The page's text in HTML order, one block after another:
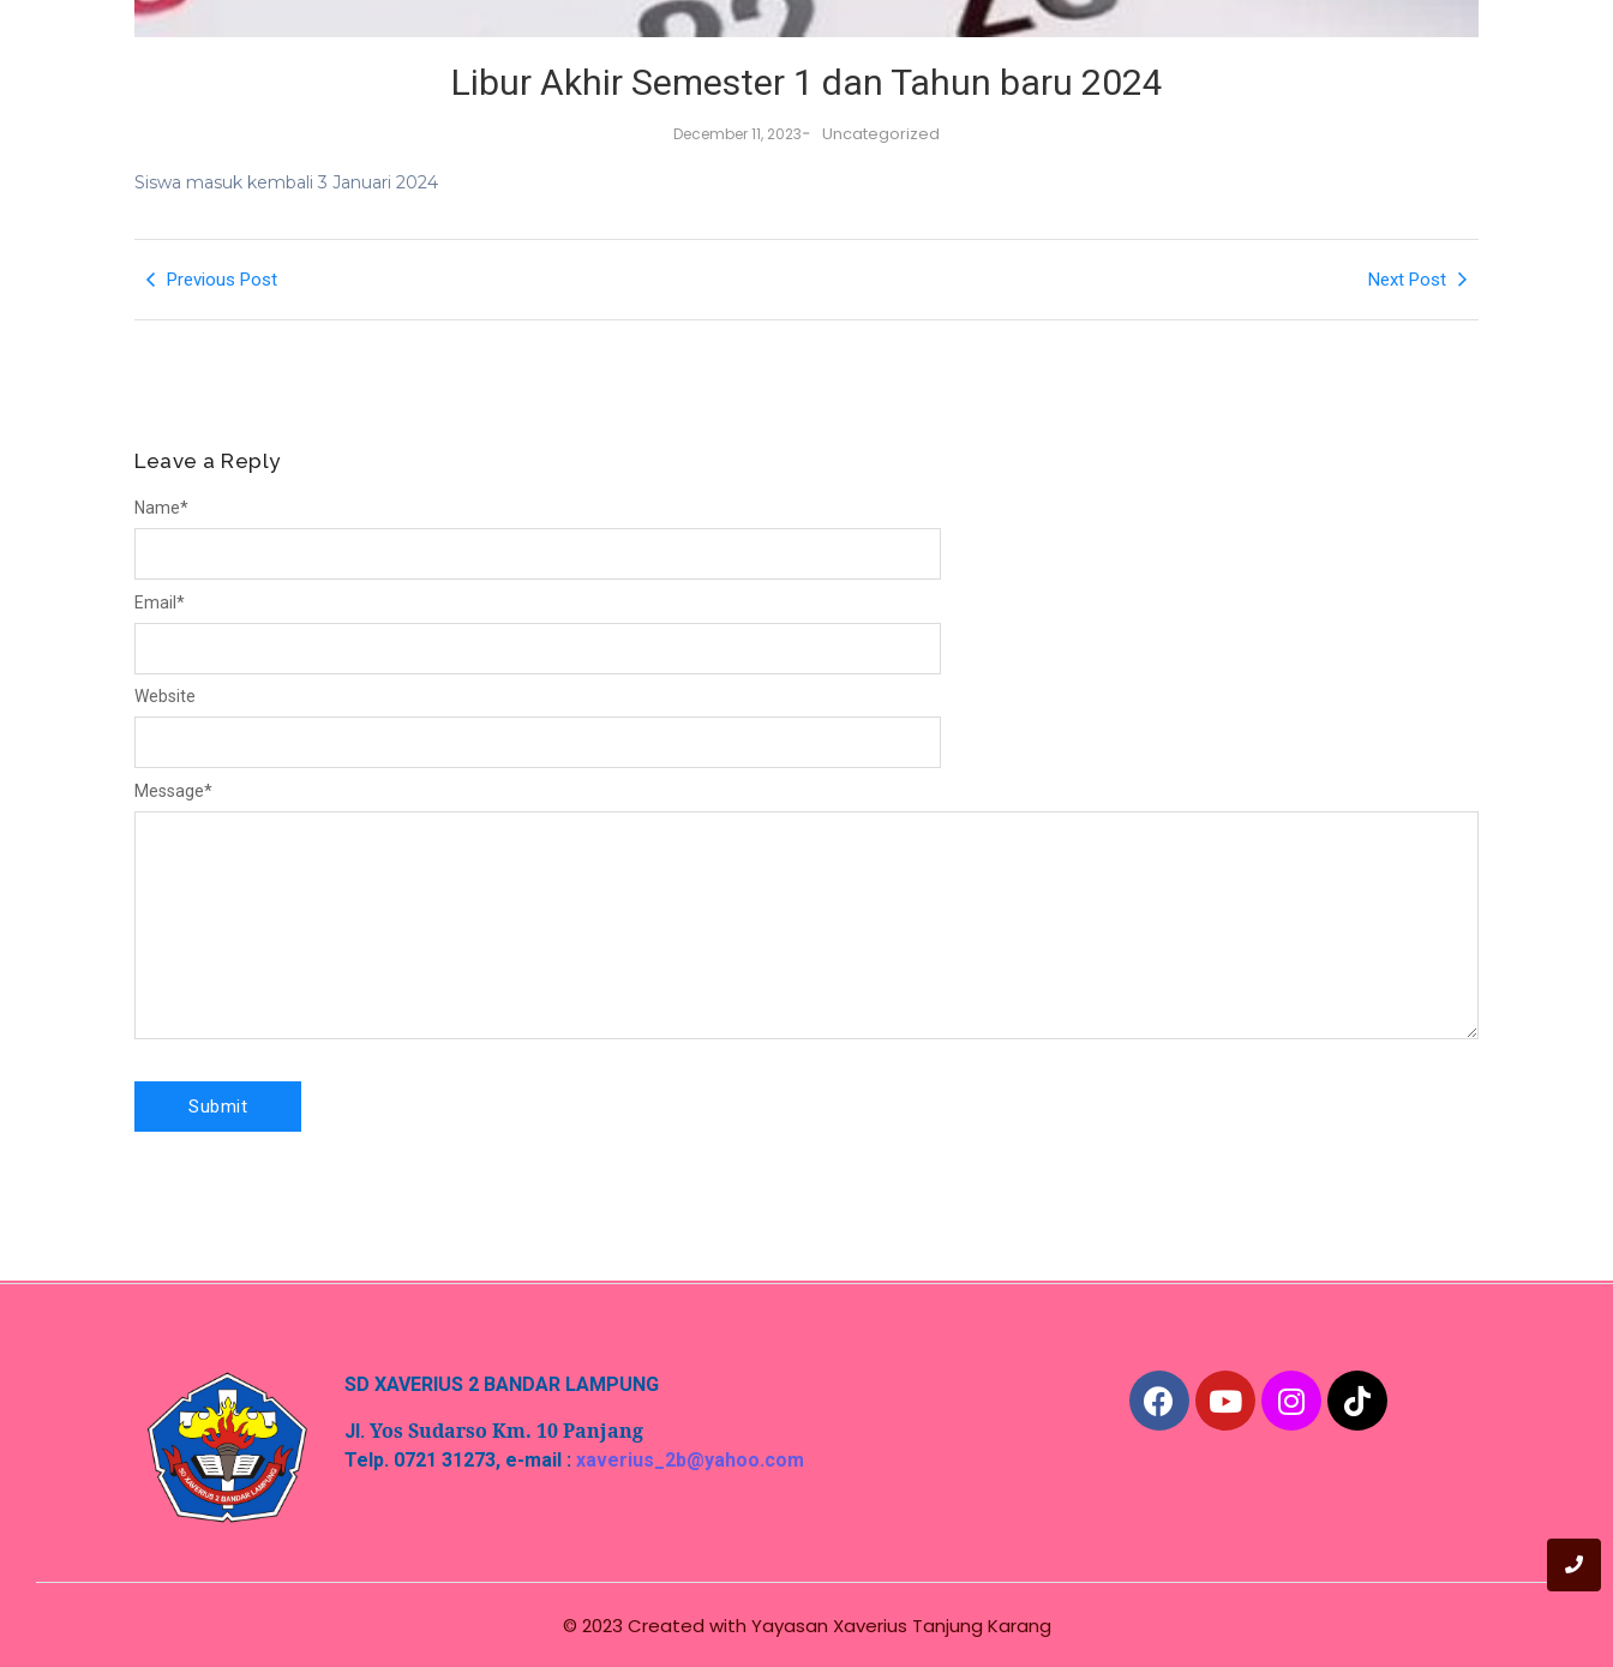
Libur Akhir Semester 1 dan Tahun baru 2024
December 11, 2023- Uncategorized
Siswa masuk kembali 3 Januari 2024
Previous Post Next Post
Leave a Reply
Message*
Name*
Email *
Website
SD XAVERIUS 2 BANDAR LAMPUNG
Jl. Yos Sudarso Km. 10 Panjang
Telp. 0721 31273, e-mail : xaverius_2b@yahoo.com
© 2023 Created with Yayasan Xaverius Tanjung Karang